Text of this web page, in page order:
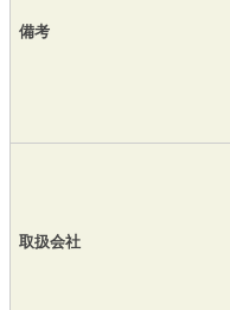
備考
取扱会社